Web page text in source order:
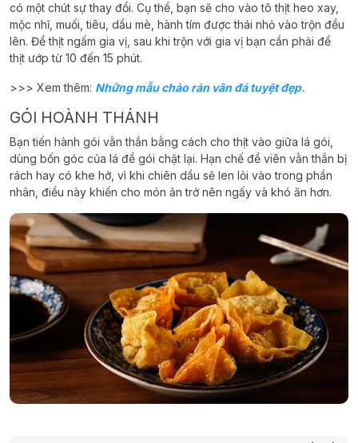
có một chút sự thay đổi. Cụ thể, bạn sẽ cho vào tô thịt heo xay,
mộc nhĩ, muối, tiêu, dầu mè, hành tím được thái nhỏ vào trộn đều
lên. Để thịt ngấm gia vị, sau khi trộn với gia vị bạn cần phải để
thịt ướp từ 10 đến 15 phút.
>>> Xem thêm: Những mẫu chảo rán vân đá tuyệt đẹp.
GÓI HOÀNH THÁNH
Bạn tiến hành gói vằn thắn bằng cách cho thịt vào giữa lá gói,
dùng bốn góc của lá để gói chặt lại. Hạn chế để viên vằn thắn bị
rách hay có khe hở, vì khi chiên dầu sẽ len lỏi vào trong phần
nhân, điều này khiến cho món ăn trở nên ngấy và khó ăn hơn.